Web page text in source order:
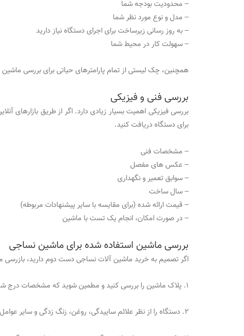
– محدودیت بودجه شما
– مدل و نوع مورد نظر شما
– به روز رسانی زیرساخت برای اجرای دستگاه نیاز دارید
– سهولت کار در محیط شما
همچنین، چک لیستی از تمام پارامترهای حیاتی برای بررسی
بررسی فنی و فیزیکی
بررسی فیزیکی اهمیت بسیار زیادی دارد. اگر از طریق بازارهای
برای دستگاه دریافت کنید.
– مشخصات فنی
– عکس های مفصل
– سوابق تعمیر و نگهداری
– سال ساخت
– قیمت ارائه شده (برای مقایسه با سایر پیشنهادات مربوطه)
– در صورت امکان، انجام یک تست با ماشین
بررسی ماشین استفاده شده برای ماشین نساجی
اگر تصمیم به خرید ماشین آلات نساجی دست دوم دارید، بازرسی
۱. پلاک ماشین را بررسی کنید و مطمین شوید که مشخصات درج شده روی دستگاه با محصول مورد نظر شما سازگار است.
۲. دستگاه را از نظر علائم ساییدگی، روغن، زنگ زدگی و سایر عوامل مورد بررسی قرار دهید. هر گونه نقصی را که در قسمت بیرونی آشکار است بررسی کنید.